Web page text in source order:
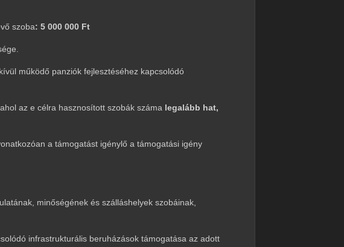
szoba: 5 000 000 Ft
működő panziók fejlesztéséhez kapcsolódó
az e célra hasznosított szobák száma legalább hat,
a támogatást igénylő a támogatási igény
minőségének és szálláshelyek szobáinak,
infrastrukturális beruházások támogatása az adott